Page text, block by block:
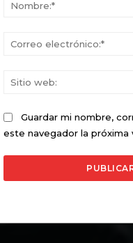
Guardar mi nombre,
este navegador la